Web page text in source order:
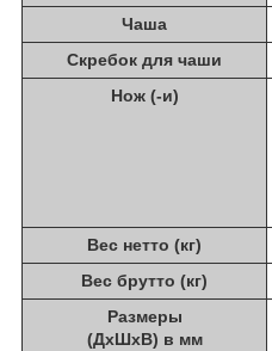
Чаша
Скребок для чаши
Нож (-и)
Вес нетто (кг)
Вес брутто (кг)
Размеры
(ДxШxВ) в мм